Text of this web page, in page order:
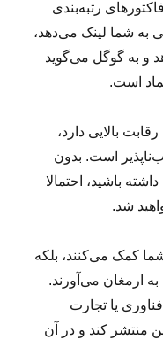
رتبه‌بندی
شما لینک می‌دهد،
و به گوگل می‌گوید
است.
بالایی دارد،
است. بدون
باشید، احتمالا
شد.
شما کمک می‌کنند، بلکه
ارمغان می‌آورند.
یا تجارت
منتشر کند و در آن